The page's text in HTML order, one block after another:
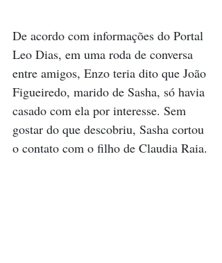
De acordo com informações do Portal
Leo Dias, em uma roda de conversa
entre amigos, Enzo teria dito que João
Figueiredo, marido de Sasha, só havia
casado com ela por interesse. Sem
gostar do que descobriu, Sasha cortou
o contato com o filho de Claudia Raia.